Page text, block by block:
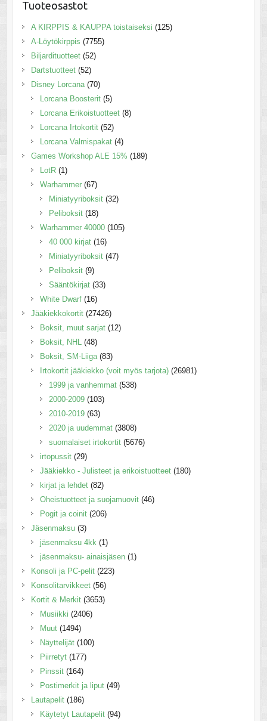
Tuoteosastot
A KIRPPIS & KAUPPA toistaiseksi (125)
A-Löytökirppis (7755)
Biljardituotteet (52)
Dartstuotteet (52)
Disney Lorcana (70)
Lorcana Boosterit (5)
Lorcana Erikoistuotteet (8)
Lorcana Irtokortit (52)
Lorcana Valmispakat (4)
Games Workshop ALE 15% (189)
LotR (1)
Warhammer (67)
Miniatyyriboksit (32)
Peliboksit (18)
Warhammer 40000 (105)
40 000 kirjat (16)
Miniatyyriboksit (47)
Peliboksit (9)
Sääntökirjat (33)
White Dwarf (16)
Jääkiekkokortit (27426)
Boksit, muut sarjat (12)
Boksit, NHL
(48)
Boksit, SM-Liiga (83)
Irtokortit jääkiekko (voit myös tarjota) (26981)
1999 ja vanhemmat (538)
2000-2009 (103)
2010-2019 (63)
2020 ja uudemmat (3808)
suomalaiset irtokortit (5676)
irtopussit (29)
Jääkiekko - Julisteet ja erikoistuotteet (180)
kirjat ja lehdet (82)
Oheistuotteet ja suojamuovit (46)
Pogit ja coinit (206)
Jäsenmaksu (3)
jäsenmaksu 4kk (1)
jäsenmaksu- ainaisjäsen (1)
Konsoli ja PC-pelit (223)
Konsolitarvikkeet (56)
Kortit & Merkit (3653)
Musiikki (2406)
Muut (1494)
Näyttelijät (100)
Piirretyt (177)
Pinssit (164)
Postimerkit ja liput (49)
Lautapelit (186)
Käytetyt Lautapelit (94)